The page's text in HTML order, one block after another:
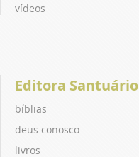
vídeos
Editora Santuário
bíblias
deus conosco
livros